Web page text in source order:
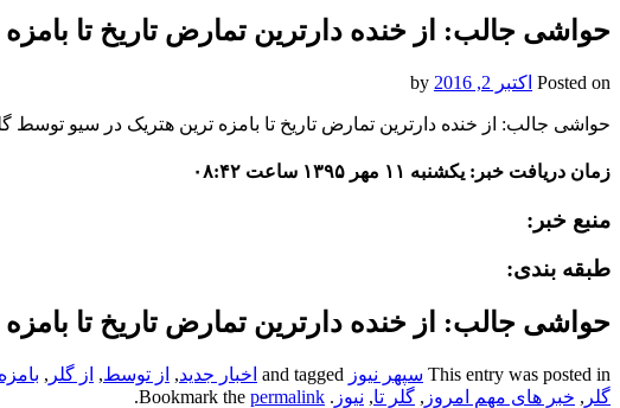
حواشی جالب: از خنده دارترین تمارض تاریخ تا
Posted on اکتبر 2, 2016
حواشی جالب: از خنده دارترین تمارض تاریخ تا بامزه ترین هتریک در سیو توسط
زمان دریافت خبر: یکشنبه ۱۱ مهر ۱۳۹۵ ساعت ۰۸:۴۲
منبع خبر:
طبقه بندی:
حواشی جالب: از خنده دارترین تمارض تاریخ تا
This entry was posted in سپهر نیوز اخبار جدید, از توسط, از گلر , بامزه
گلر , خبر های مهم امروز , گلر تا, نیوز . Bookmark the
permalink
.